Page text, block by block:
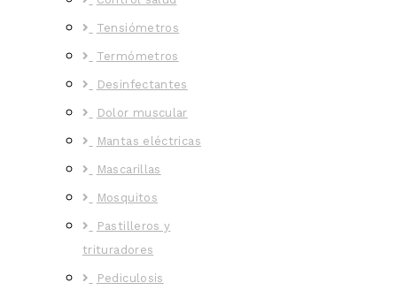
Tensiómetros
Termómetros
Desinfectantes
Dolor muscular
Mantas eléctricas
Mascarillas
Mosquitos
Pastilleros y
trituradores
Pediculosis